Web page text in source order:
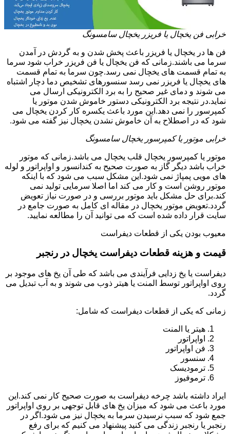
خرابی فن یخچال یا فریزر یخچال سامسونگ
فن ها در یخچال یا فریزر باعث پخش شدن و به گردش در آمدن
سرما می باشند.زمانی که فن یخچال یا فن فریزر خراب شود سرما
به تمام قسمت های یخچال نمی رسد.چون سرما به تمام قسمت
های یخچال یا فریزر نمی رسد سنسورهای تشخیص دما دچار اشتباه
می شوند و دمای غیر صحیح را به برد الکترونیکی ارسال می
نماید.در نتیجه برد الکترونیکی دستور خاموش شدن موتور یا
کمپرسور را نمی دهد.این مورد باعث یکسره کار کردن یخچال می
شود که در اصطلاح به آن خاموش نشدن یخچال نیز گفته می شود.
خرابی موتور یا کمپرسور یخچال سامسونگ
موتور یا کمپرسور یخچال قلب یخچال می باشد.زمانی که موتور
خراب باشد دیگر گاز به صورت صحیح به کندانسور و اواپراتور و لوله
های مویی پمپاژ نمی شود.این مشکل سبب می شود که با اینکه
موتور روشن است و کار می کند اما اصلا سرمایی تولید نمی
کند.برای حل مشکل باید موتور بررسی و در صورت نیاز تعویض
گردد.تعویض موتور یخچال در مقاله ای کامل به صورت جامع در
سایت قرار داده شده است که می توانید آن را مطالعه نمایید.
معیوب بودن یکی از قطعات دیفراست
قیمت و هزینه قطعات دیفراست یخچال در رنجبر
دیفراست یا یخ زدایی فرآیندی می باشد که طی آن یخ های موجود بر
روی اواپراتور توسط المنت یا هیتر ذوب می شوند و به آب تبدیل می
گردد.
زمانی که یکی از قطعات دیفراست که شامل:
هیتر یا المنت
اواپراتور
فن اواپراتور
سنسور
ترمودیسک
ترموفیوز
ایراد داشته باشد چرخه دیفراست به صورت صحیح کار نمی کند.این
مورد باعث می شود که میزان یخ های قابل توجهی بر روی اواپراتور
جمع شود که سبب نرسیدن سرما به یخچال نیز می شود.اگر در
رنجبر یا رنجبر زندگی می کنید پیشنهاد می کنیم که برای رفع